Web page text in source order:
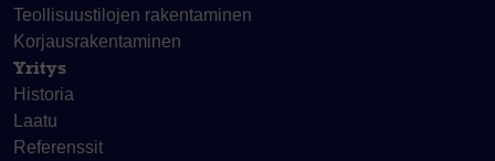
Teollisuustilojen rakentaminen
Korjaus­rakentaminen
Yritys
Historia
Laatu
Referenssit